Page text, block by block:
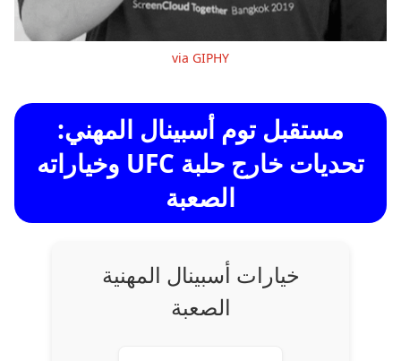
via GIPHY
مستقبل توم أسبينال المهني:
تحديات خارج حلبة UFC وخياراته
الصعبة
خيارات أسبينال المهنية
الصعبة